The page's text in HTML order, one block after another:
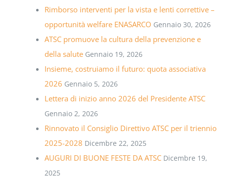
Rimborso interventi per la vista e lenti correttive –
opportunità welfare ENASARCO Gennaio 30, 2026
ATSC promuove la cultura della prevenzione e
della salute Gennaio 19, 2026
Insieme, costruiamo il futuro: quota associativa
2026 Gennaio 5, 2026
Lettera di inizio anno 2026 del Presidente ATSC
Gennaio 2, 2026
Rinnovato il Consiglio Direttivo ATSC per il triennio
2025-2028 Dicembre 22, 2025
AUGURI DI BUONE FESTE DA ATSC Dicembre 19,
2025